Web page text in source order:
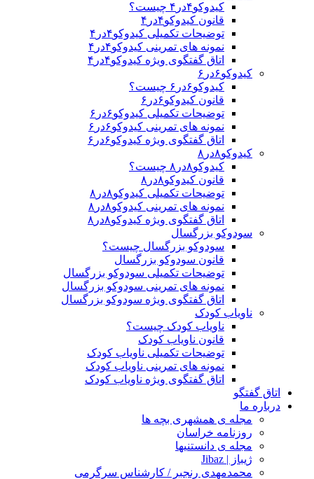
کیدوکو۴در۴ چیست؟
قانون کیدوکو۴در۴
توضیحات تکمیلی کیدوکو۴در۴
نمونه های تمرینی کیدوکو۴در۴
اتاق گفتگوی ویژه کیدوکو۴در۴
کیدوکو۶در۶
کیدوکو۶در۶ چیست؟
قانون کیدوکو۶در۶
توضیحات تکمیلی کیدوکو۶در۶
نمونه های تمرینی کیدوکو۶در۶
اتاق گفتگوی ویژه کیدوکو۶در۶
کیدوکو۸در۸
کیدوکو۸در۸ چیست؟
قانون کیدوکو۸در۸
توضیحات تکمیلی کیدوکو۸در۸
نمونه های تمرینی کیدوکو۸در۸
اتاق گفتگوی ویژه کیدوکو۸در۸
سودوکو بزرگسال
سودوکو بزرگسال چیست؟
قانون سودوکو بزرگسال
توضیحات تکمیلی سودوکو بزرگسال
نمونه های تمرینی سودوکو بزرگسال
اتاق گفتگوی ویژه سودوکو بزرگسال
ناویاب کودک
ناویاب کودک چیست؟
قانون ناویاب کودک
توضیحات تکمیلی ناویاب کودک
نمونه های تمرینی ناویاب کودک
اتاق گفتگوی ویژه ناویاب کودک
اتاق گفتگو
درباره ما
مجله ی همشهری بچه ها
روزنامه خراسان
مجله ی دانستنیها
ژیباز | Jibaz
محمدمهدی رنجبر / کارشناس سرگرمی